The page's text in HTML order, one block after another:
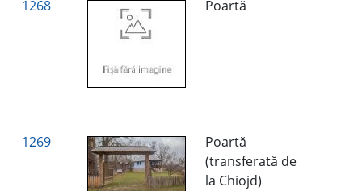
1268 Poartă
1269
Poartă
(transferată de
la Chiojd)